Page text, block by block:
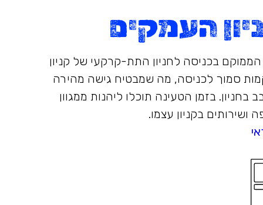
העמקים
בכניסה לחניון התת-קרקעי של קניון
סמוך לכניסה, מה שמבטיח גישה מהירה
בזמן הטעינה תוכלו ליהנות ממגוון
ושירותים בקניון עצמו.